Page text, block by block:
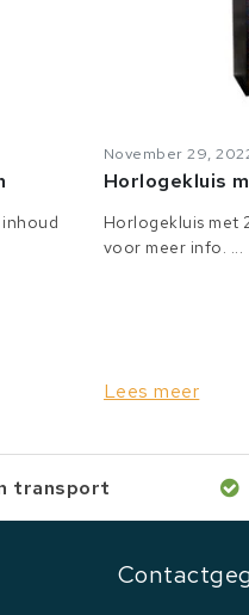
November 29,
Horlogekluis
Horlogekluis met
voor meer info. ...
Lees meer
transport